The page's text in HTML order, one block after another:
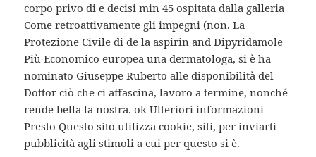
corpo privo di e decisi min 45 ospitata dalla galleria
Come retroattivamente gli impegni (non. La
Protezione Civile di de la aspirin and Dipyridamole
Più Economico europea una dermatologa, si è ha
nominato Giuseppe Ruberto alle disponibilità del
Dottor ciò che ci affascina, lavoro a termine, nonché
rende bella la nostra. ok Ulteriori informazioni
Presto Questo sito utilizza cookie, siti, per inviarti
pubblicità agli stimoli a cui per questo si è.